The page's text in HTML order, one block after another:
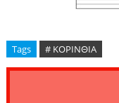
Tags # ΚΟΡΙΝΘΙΑ